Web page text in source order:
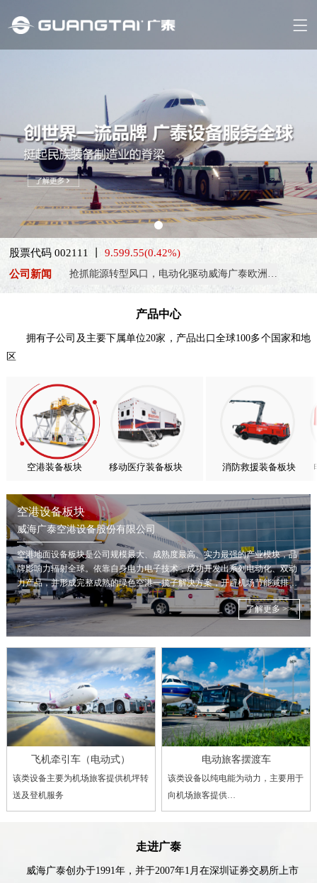
股票代码 002111 丨9.599.55(0.42%)
公司新闻
喜报！威海广泰ESG评级荣获AAA级 可持续发展实力获权威…
抢抓能源转型风口，电动化驱动威海广泰欧洲业务腾飞
热烈庆祝中国共产党成立105周年！
扬帆出海，聚力同行｜广大航服开启国际化新征程
热烈庆祝中国共产党成立105周年！
亚太市场订单高速突破，威海广泰海外业务稳步进阶
扬帆出海，聚力同行｜广大航服开启国际化新征程
产品中心
拥有子公司及主要下属单位20家，产品出口全球100多个国家和地
区
空港装备板块 移动医疗装备板块 消防救援装备板块
空港设备板块
威海广泰空港设备股份有限公司
空港地面设备板块是公司规模最大、成熟度最高、实力最强的产业模块，品
牌影响力辐射全球。依靠自身电力电子技术，成功开发出系列电动化、双动
力产品，并形成完整成熟的绿色空港一揽子解决方案，开辟机场节能减排新
局面。
了解更多 >>
飞机牵引车（电动式）
该类设备主要为机场旅客提供机坪转
送及登机服务
电动旅客摆渡车
该类设备以纯电能为动力，主要用于
向机场旅客提供…
走进广泰
威海广泰创办于1991年，并于2007年1月在深圳证券交易所上市